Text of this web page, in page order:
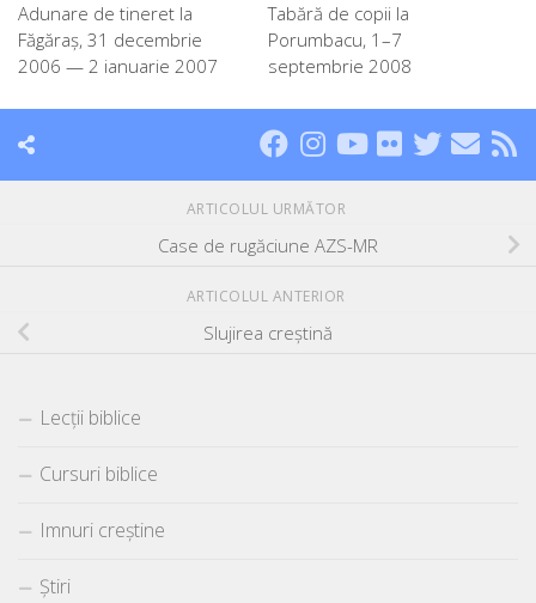
Adunare de tineret la
Făgăraş, 31 decembrie
2006 — 2 ianuarie 2007
Tabără de copii la
Porumbacu, 1–7
septembrie 2008
ARTICOLUL URMĂTOR
Case de rugăciune AZS-MR
ARTICOLUL ANTERIOR
Slujirea creştină
Lecții biblice
Cursuri biblice
Imnuri creștine
Știri